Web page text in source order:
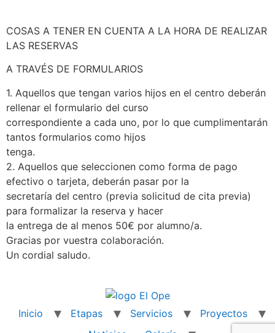
COSAS A TENER EN CUENTA A LA HORA DE REALIZAR
LAS RESERVAS
A TRAVÉS DE FORMULARIOS
1. Aquellos que tengan varios hijos en el centro deberán
rellenar el formulario del curso
correspondiente a cada uno, por lo que cumplimentarán
tantos formularios como hijos
tenga.
2. Aquellos que seleccionen como forma de pago
efectivo o tarjeta, deberán pasar por la
secretaría del centro (previa solicitud de cita previa)
para formalizar la reserva y hacer
la entrega de al menos 50€ por alumno/a.
Gracias por vuestra colaboración.
Un cordial saludo.
Inicio Etapas Servicios
Proyectos